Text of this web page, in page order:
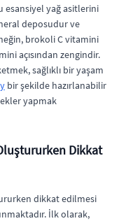
yağ asitlerini
deposudur ve
brokoli C vitamini
açısından zengindir.
sağlıklı bir yaşam
bir şekilde hazırlanabilir
yapmak
Dikkat
dikkat edilmesi
İlk olarak,